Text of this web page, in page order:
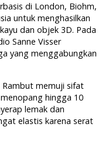
di London, Biohm,
untuk menghasilkan
dan objek 3D. Pada
Sanne Visser
yang menggabungkan
Rambut memuji sifat
hingga 10
lemak dan
elastis karena serat